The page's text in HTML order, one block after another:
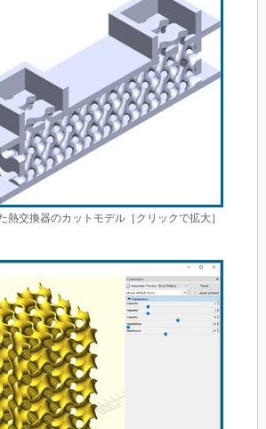
グローバル設計・開発
制御セキュリティ
新型コロナへの対応
交換器のカットモデル［クリックで拡大］